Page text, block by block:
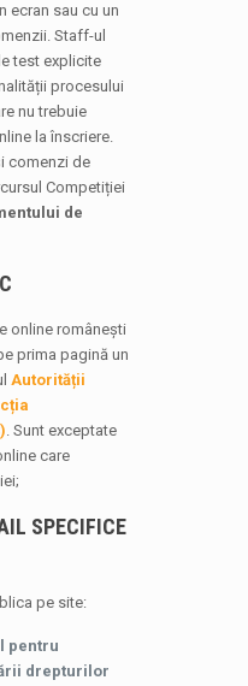
ecran sau cu un
Staff-ul
test explicite
procesului
nu trebuie
la înscriere.
comenzi de
Competiției
de
online românești
prima pagină un
Autorității
. Sunt exceptate
care
SPECIFICE
pe site:
pentru
drepturilor